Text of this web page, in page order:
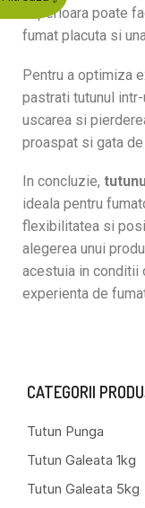
superioara poate
fumat placuta si
Pentru a optimiza
pastrati tutunul
uscarea si
proaspat si gata
In concluzie,
ideala pentru
flexibilitatea si
alegerea unui
acestuia in conditii
experienta de
CATEGORII
Tutun Punga
Tutun Galeata 1kg
Tutun Galeata 5kg